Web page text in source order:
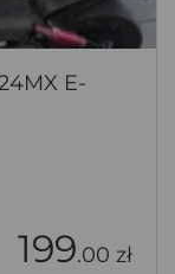
E-
199.00 zł